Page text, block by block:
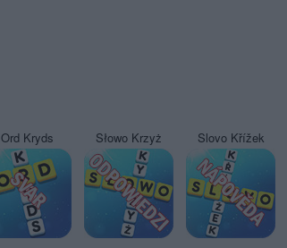
Ord Kryds Słowo Krzyż Slovo Křížek